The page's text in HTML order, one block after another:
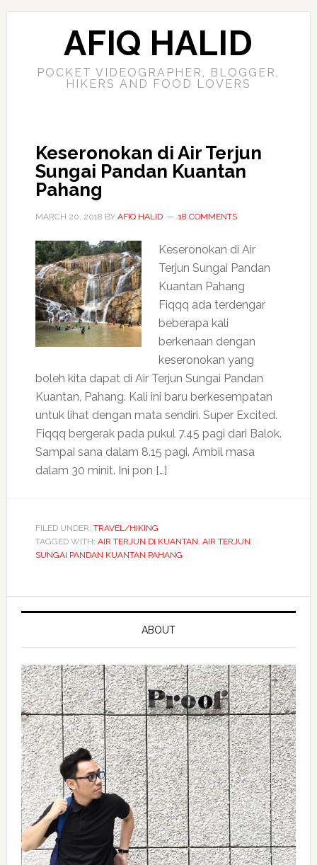
AFIQ HALID
POCKET VIDEOGRAPHER, BLOGGER,
HIKERS AND FOOD LOVERS
Keseronokan di Air Terjun
Sungai Pandan Kuantan
Pahang
MARCH 20, 2018 BY AFIQ HALID 18 COMMENTS
Keseronokan di Air
Terjun Sungai Pandan
Kuantan Pahang
Fiqqq ada terdengar
beberapa kali
berkenaan dengan
keseronokan yang
boleh kita dapat di Air Terjun Sungai Pandan
Kuantan, Pahang. Kali ini baru berkesempatan
untuk lihat dengan mata sendiri. Super Excited.
Fiqqq bergerak pada pukul 7.45 pagi dari Balok.
Sampai sana dalam 8.15 pagi. Ambil masa
dalam 30 minit. Ini pon […]
FILED UNDER: TRAVEL/HIKING
TAGGED WITH: AIR TERJUN DI KUANTAN, AIR TERJUN
SUNGAI PANDAN KUANTAN PAHANG
ABOUT